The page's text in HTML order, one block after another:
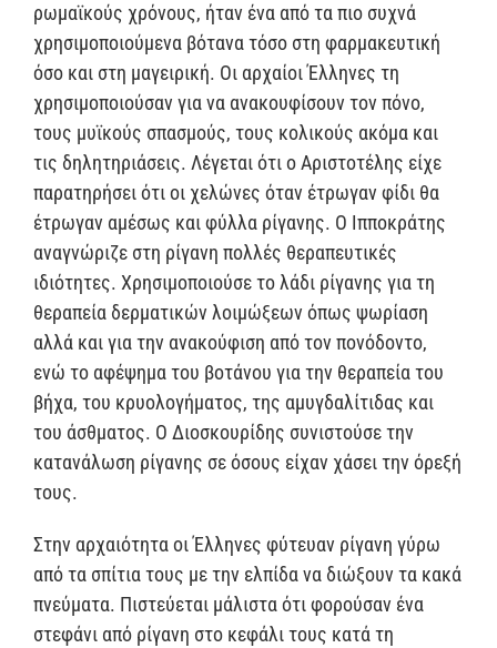
ρωμαϊκούς χρόνους, ήταν ένα από τα πιο συχνά
χρησιμοποιούμενα βότανα τόσο στη φαρμακευτική
όσο και στη μαγειρική. Οι αρχαίοι Έλληνες τη
χρησιμοποιούσαν για να ανακουφίσουν τον πόνο,
τους μυϊκούς σπασμούς, τους κολικούς ακόμα και
τις δηλητηριάσεις. Λέγεται ότι ο Αριστοτέλης είχε
παρατηρήσει ότι οι χελώνες όταν έτρωγαν φίδι θα
έτρωγαν αμέσως και φύλλα ρίγανης. Ο Ιπποκράτης
αναγνώριζε στη ρίγανη πολλές θεραπευτικές
ιδιότητες. Χρησιμοποιούσε το λάδι ρίγανης για τη
θεραπεία δερματικών λοιμώξεων όπως ψωρίαση
αλλά και για την ανακούφιση από τον πονόδοντο,
ενώ το αφέψημα του βοτάνου για την θεραπεία του
βήχα, του κρυολογήματος, της αμυγδαλίτιδας και
του άσθματος. Ο Διοσκουρίδης συνιστούσε την
κατανάλωση ρίγανης σε όσους είχαν χάσει την όρεξή
τους.
Στην αρχαιότητα οι Έλληνες φύτευαν ρίγανη γύρω
από τα σπίτια τους με την ελπίδα να διώξουν τα κακά
πνεύματα. Πιστεύεται μάλιστα ότι φορούσαν ένα
στεφάνι από ρίγανη στο κεφάλι τους κατά τη